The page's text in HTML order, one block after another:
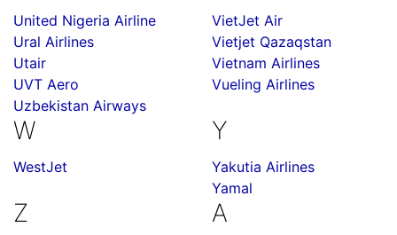
United Nigeria Airline
Ural Airlines
Utair
UVT Aero
Uzbekistan Airways
VietJet Air
Vietjet Qazaqstan
Vietnam Airlines
Vueling Airlines
W
WestJet
Y
Yakutia Airlines
Yamal
Z А